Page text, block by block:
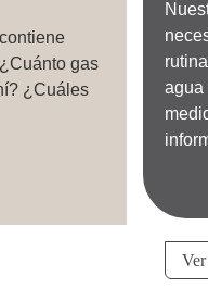
gas
¿Cuáles
agua